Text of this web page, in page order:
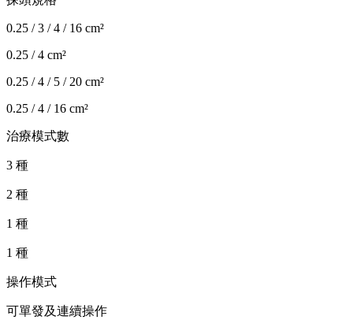
0.25 / 3 / 4 / 16 cm²
0.25 / 4 cm²
0.25 / 4 / 5 / 20 cm²
0.25 / 4 / 16 cm²
治療模式數
3 種
2 種
1 種
1 種
操作模式
可單發及連續操作